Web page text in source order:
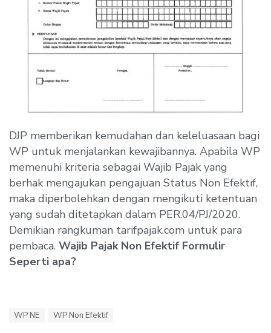
DJP memberikan kemudahan dan keleluasaan bagi
WP untuk menjalankan kewajibannya. Apabila WP
memenuhi kriteria sebagai Wajib Pajak yang
berhak mengajukan pengajuan Status Non Efektif,
maka diperbolehkan dengan mengikuti ketentuan
yang sudah ditetapkan dalam PER.04/PJ/2020.
Demikian rangkuman tarifpajak.com untuk para
pembaca. Wajib Pajak Non Efektif Formulir
Seperti apa?
TWP NE WP Non Efektif